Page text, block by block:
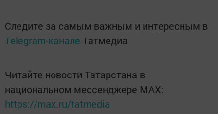
Следите за самым важным и интересным в
Telegram-канале Татмедиа
Читайте новости Татарстана в
национальном мессенджере MАХ:
https://max.ru/tatmedia